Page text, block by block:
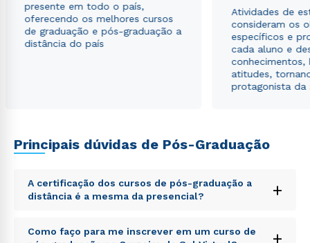
presente em todo o país,
oferecendo os melhores cursos
de graduação e pós-graduação a
distância do país
Atividades de
consideram os
específicos e
cada aluno e
conhecimentos,
atitudes,
protagonista da
Principais dúvidas de Pós-Graduação
A certificação dos cursos de pós-graduação a
distância é a mesma da presencial?
+
Sed ut perspiciatis unde omnis iste natus error sit
voluptatem accusantium doloremque laudantium,
Como faço para me inscrever em um curso de
+
Política de Privacidade.e
autorizo que meus dados sejam utilizados para o